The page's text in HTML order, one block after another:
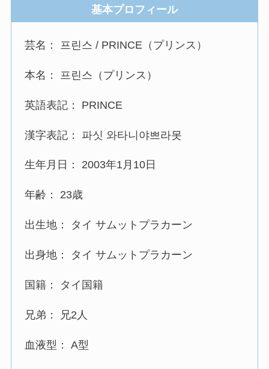
基本プロフィール
芸名： 프린스 / PRINCE（プリンス）
本名： 프린스（プリンス）
英語表記： PRINCE
漢字表記： 파싯 와타니야쁘라못
生年月日： 2003年1月10日
年齢： 23歳
出生地： タイ サムットプラカーン
出身地： タイ サムットプラカーン
国籍： タイ国籍
兄弟： 兄2人
血液型： A型